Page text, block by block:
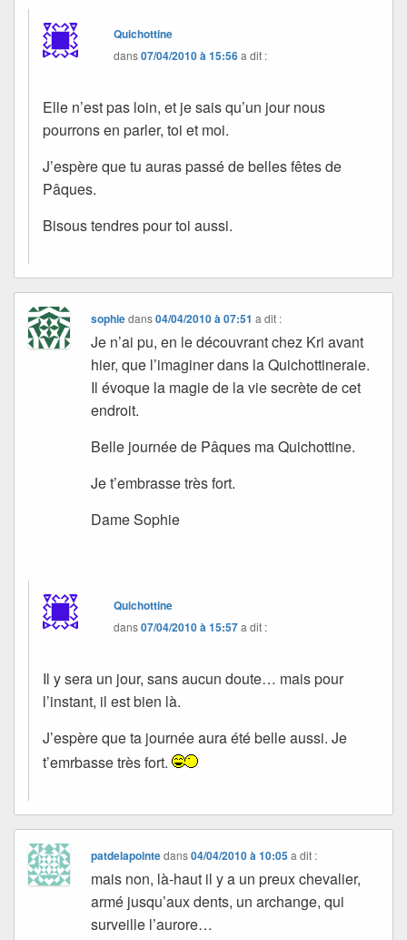
Quichottine
dans07/04/2010 à 15:56a dit :
Elle n’est pas loin, et je sais qu’un jour nous
pourrons en parler, toi et moi.
J’espère que tu auras passé de belles fêtes de
Pâques.
Bisous tendres pour toi aussi.
sophiedans04/04/2010 à 07:51 a dit :
Je n’ai pu, en le découvrant chez Kri avant
hier, que l’imaginer dans la Quichottineraie.
Il évoque la magie de la vie secrète de cet
endroit.
Belle journée de Pâques ma Quichottine.
Je t’embrasse très fort.
Dame Sophie
Quichottine
dans07/04/2010 à 15:57a dit :
Il y sera un jour, sans aucun doute… mais pour
l’instant, il est bien là.
J’espère que ta journée aura été belle aussi. Je
t’emrbasse très fort.
patdelapointedans04/04/2010 à 10:05 a dit :
mais non, là-haut il y a un preux chevalier,
armé jusqu’aux dents, un archange, qui
surveille l’aurore…